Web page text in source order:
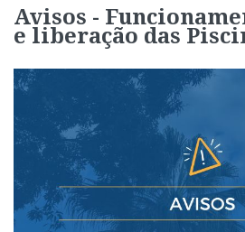
Avisos -
e liberação das